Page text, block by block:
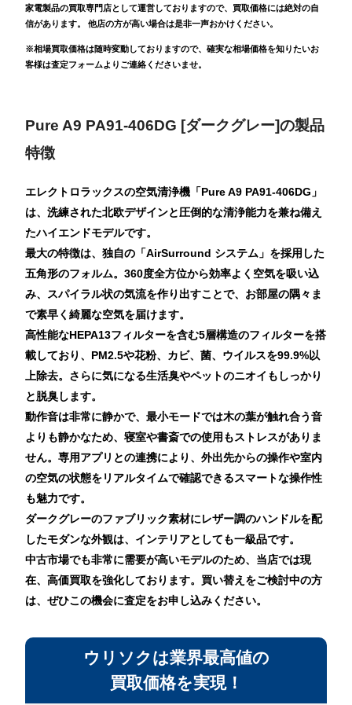
家電製品の買取専門店として運営しておりますので、買取価格には絶対の自
信があります。 他店の方が高い場合は是非一声おかけください。
※相場買取価格は随時変動しておりますので、確実な相場価格を知りたいお
客様は査定フォームよりご連絡くださいませ。
Pure A9 PA91-406DG [ダークグレー]の製品
特徴
エレクトロラックスの空気清浄機「Pure A9 PA91-406DG」
は、洗練された北欧デザインと圧倒的な清浄能力を兼ね備え
たハイエンドモデルです。
最大の特徴は、独自の「AirSurround システム」を採用した
五角形のフォルム。360度全方位から効率よく空気を吸い込
み、スパイラル状の気流を作り出すことで、お部屋の隅々ま
で素早く綺麗な空気を届けます。
高性能なHEPA13フィルターを含む5層構造のフィルターを搭
載しており、PM2.5や花粉、カビ、菌、ウイルスを99.9%以
上除去。さらに気になる生活臭やペットのニオイもしっかり
と脱臭します。
動作音は非常に静かで、最小モードでは木の葉が触れ合う音
よりも静かなため、寝室や書斎での使用もストレスがありま
せん。専用アプリとの連携により、外出先からの操作や室内
の空気の状態をリアルタイムで確認できるスマートな操作性
も魅力です。
ダークグレーのファブリック素材にレザー調のハンドルを配
したモダンな外観は、インテリアとしても一級品です。
中古市場でも非常に需要が高いモデルのため、当店では現
在、高価買取を強化しております。買い替えをご検討中の方
は、ぜひこの機会に査定をお申し込みください。
ウリソクは業界最高値の
買取価格を実現！